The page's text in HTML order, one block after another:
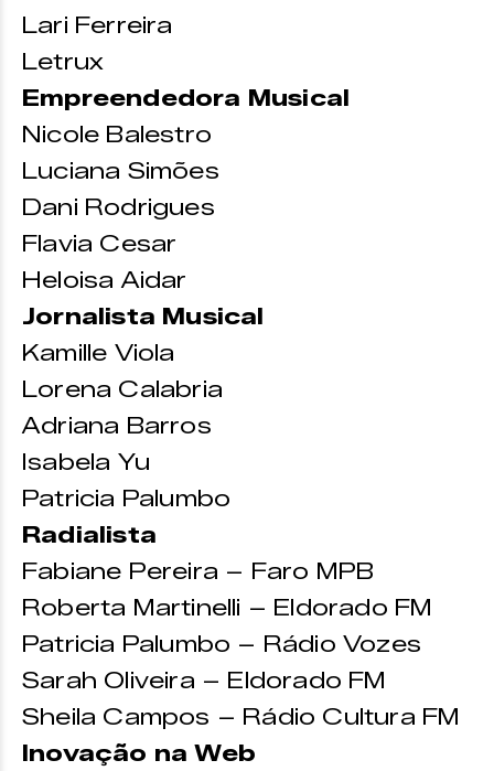
Lari Ferreira
Letrux
Empreendedora Musical
Nicole Balestro
Luciana Simões
Dani Rodrigues
Flavia Cesar
Heloisa Aidar
Jornalista Musical
Kamille Viola
Lorena Calabria
Adriana Barros
Isabela Yu
Patricia Palumbo
Radialista
Fabiane Pereira – Faro MPB
Roberta Martinelli – Eldorado FM
Patricia Palumbo – Rádio Vozes
Sarah Oliveira – Eldorado FM
Sheila Campos – Rádio Cultura FM
Inovação na Web